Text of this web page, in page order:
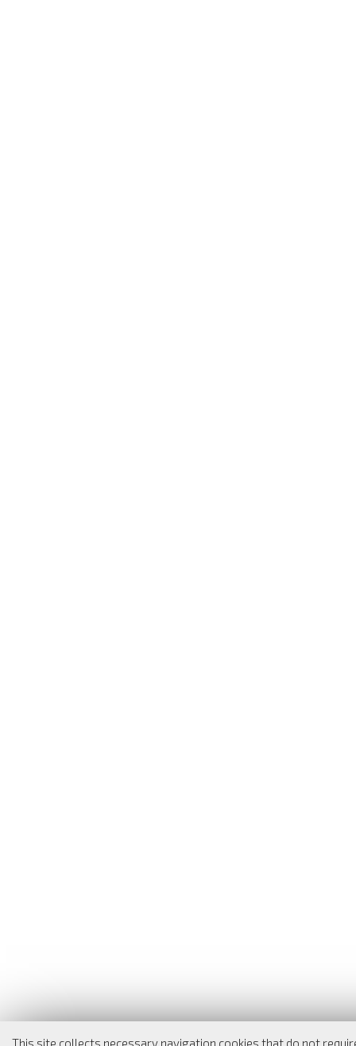
This site collects necessary navigation cookies that do not